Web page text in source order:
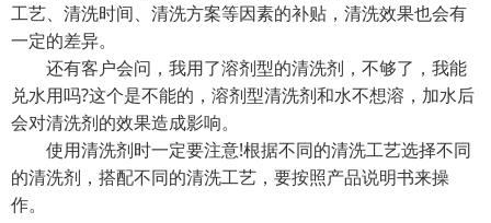
工艺、清洗时间、清洗方案等因素的补贴，清洗效果也会有
一定的差异。
还有客户会问，我用了溶剂型的清洗剂，不够了，我能
兑水用吗?这个是不能的，溶剂型清洗剂和水不想溶，加水后
会对清洗剂的效果造成影响。
使用清洗剂时一定要注意!根据不同的清洗工艺选择不同
的清洗剂，搭配不同的清洗工艺，要按照产品说明书来操
作。